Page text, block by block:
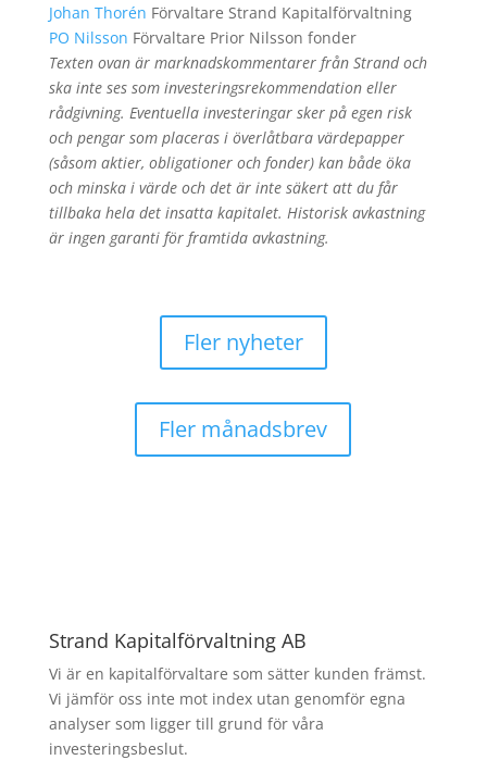
Johan Thorén Förvaltare Strand Kapitalförvaltning
PO Nilsson Förvaltare Prior Nilsson fonder
Texten ovan är marknadskommentarer från Strand och
ska inte ses som investeringsrekommendation eller
rådgivning. Eventuella investeringar sker på egen risk
och pengar som placeras i överlåtbara värdepapper
(såsom aktier, obligationer och fonder) kan både öka
och minska i värde och det är inte säkert att du får
tillbaka hela det insatta kapitalet. Historisk avkastning
är ingen garanti för framtida avkastning.
Fler nyheter
Fler månadsbrev
Strand Kapitalförvaltning AB
Vi är en kapitalförvaltare som sätter kunden främst.
Vi jämför oss inte mot index utan genomför egna
analyser som ligger till grund för våra
investeringsbeslut.